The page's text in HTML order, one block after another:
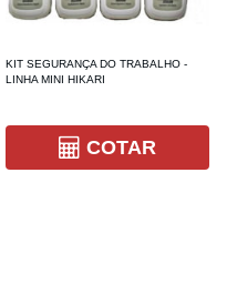
KIT SEGURANÇA DO TRABALHO -
LINHA MINI HIKARI
COTAR